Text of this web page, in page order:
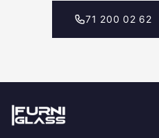
71 200 02 62